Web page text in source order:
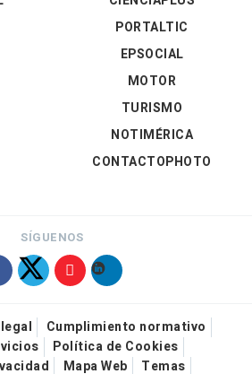
PORTALTIC
EPSOCIAL
MOTOR
TURISMO
NOTIMÉRICA
CONTACTOPHOTO
SÍGUENOS
Cumplimiento normativo
Política de Cookies
Mapa Web Temas